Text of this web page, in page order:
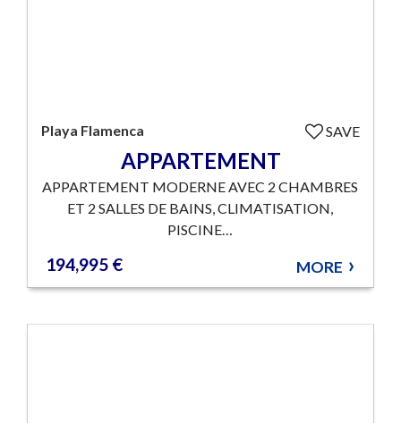
Playa Flamenca SAVE
APPARTEMENT
APPARTEMENT MODERNE AVEC 2 CHAMBRES
ET 2 SALLES DE BAINS, CLIMATISATION,
PISCINE…
194,995 € MORE